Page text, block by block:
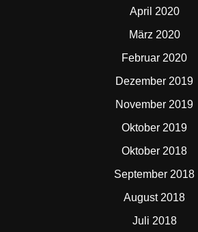
April 2020
März 2020
Februar 2020
Dezember 2019
November 2019
Oktober 2019
Oktober 2018
September 2018
August 2018
Juli 2018